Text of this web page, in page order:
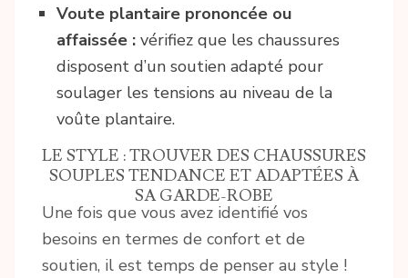
Voute plantaire prononcée ou
affaissée : vérifiez que les chaussures
disposent d’un soutien adapté pour
soulager les tensions au niveau de la
voûte plantaire.
LE STYLE : TROUVER DES CHAUSSURES
SOUPLES TENDANCE ET ADAPTÉES À
SA GARDE-ROBE
Une fois que vous avez identifié vos
besoins en termes de confort et de
soutien, il est temps de penser au style !